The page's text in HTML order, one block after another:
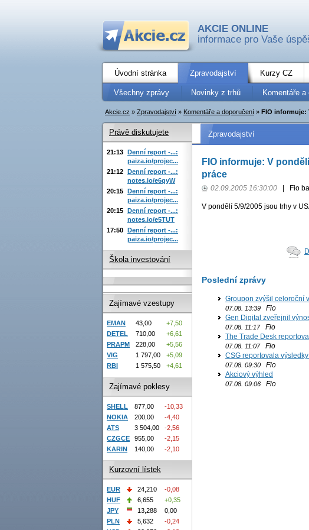
AKCIE ONLINE
informace pro Vaše
Úvodní stránka Zpravodajství Kurzy CZ
Všechny zprávy Novinky z trhů Komentáře a
Akcie.cz » Zpravodajství » Komentáře a doporučení » FIO informuje:
Zpravodajství
FIO informuje: V
práce
02.09.2005 16:30:00 Fio
V pondělí 5/9/2005 jsou trhy v
Poslední zprávy
Groupon zvýšil celoroční
07.08. 13:39 Fio
Gen Digital zveřejnil
07.08. 11:17Fio
The Trade Desk
07.08. 11:07Fio
CSG reportovala
07.08. 09:30 Fio
Akciový výhled
07.08. 09:06 Fio
Právě diskutujete
21:13 Denní report -...:
paiza.io/projec...
21:12 Denní report -...:
notes.io/e6qyW
20:15 Denní report -...:
paiza.io/projec...
20:15 Denní report -...:
notes.io/e5TUT
17:50 Denní report -...:
paiza.io/projec...
Škola investování
Zajímavé vzestupy
EMAN 43,00
+7,50
DETEL
710,00
+6,61
PRAPM
228,00
+5,56
VIG
1 797,00
+5,09
RBI
1 575,50 +4,61
Zajímavé poklesy
SHELL 877,00
-10,33
NOKIA
200,00
-4,40
ATS
3 504,00
-2,56
CZGCE
955,00
-2,15
KARIN
140,00 -2,10
Kurzovní lístek
EUR 24,210
-0,08
HUF
6,655
+0,35
JPY
13,288
0,00
PLN
5,632
-0,24